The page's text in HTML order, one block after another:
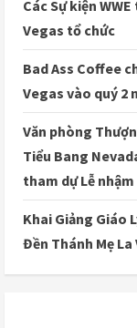
Các Sự kiện
Vegas tổ chức
Bad Ass Coffee
Vegas vào quý 2
Văn phòng
Tiểu Bang
tham dự Lễ
Khai Giảng Giáo
Đền Thánh Mẹ La